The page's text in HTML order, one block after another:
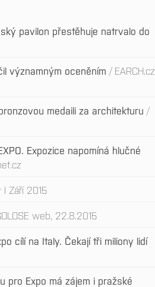
pavilon přestěhuje natrvalo do
významným oceněním EARCH.cz
medaili za architekturu
Expozice napomíná hlučné
I Září 2015
web, 22.8.2015
cílí na Italy. Čekají tři miliony lidí
pro Expo má zájem i pražské